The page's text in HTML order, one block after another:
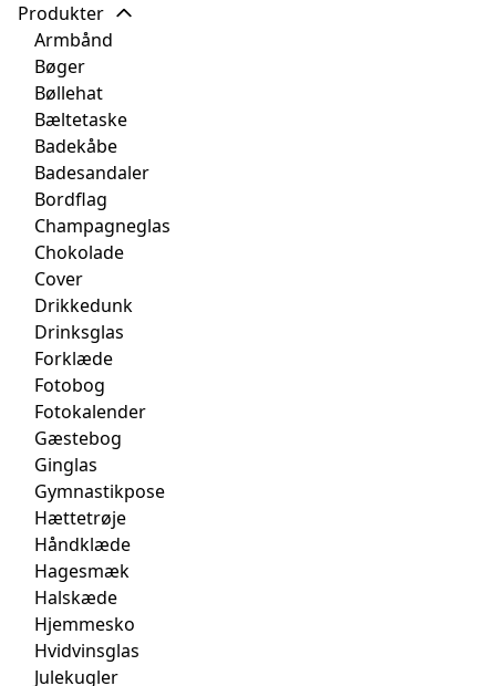
Produkter
Armbånd
Bøger
Bøllehat
Bæltetaske
Badekåbe
Badesandaler
Bordflag
Champagneglas
Chokolade
Cover
Drikkedunk
Drinksglas
Forklæde
Fotobog
Fotokalender
Gæstebog
Ginglas
Gymnastikpose
Hættetrøje
Håndklæde
Hagesmæk
Halskæde
Hjemmesko
Hvidvinsglas
Julekugler